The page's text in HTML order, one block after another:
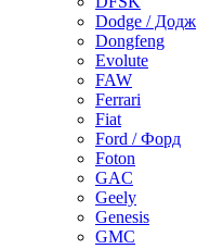
Dodge / Додж
Dongfeng
Evolute
FAW
Ferrari
Fiat
Ford / Форд
Foton
GAC
Geely
Genesis
GMC